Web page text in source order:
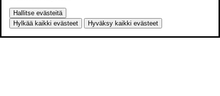
Hallitse evästeitä
Hylkää kaikki evästeet
Hyväksy kaikki evästeet